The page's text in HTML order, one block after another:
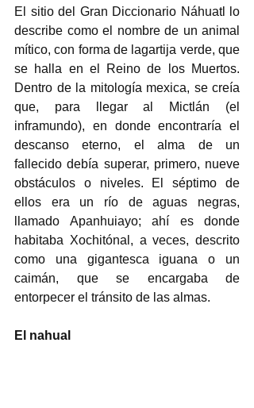
El sitio del Gran Diccionario Náhuatl lo
describe como el nombre de un animal
mítico, con forma de lagartija verde, que
se halla en el Reino de los Muertos.
Dentro de la mitología mexica, se creía
que, para llegar al Mictlán (el
inframundo), en donde encontraría el
descanso eterno, el alma de un
fallecido debía superar, primero, nueve
obstáculos o niveles. El séptimo de
ellos era un río de aguas negras,
llamado Apanhuiayo; ahí es donde
habitaba Xochitónal, a veces, descrito
como una gigantesca iguana o un
caimán, que se encargaba de
entorpecer el tránsito de las almas.
El nahual